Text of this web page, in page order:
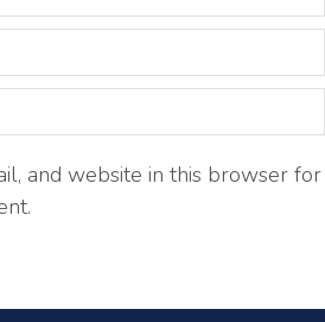
and website in this browser for